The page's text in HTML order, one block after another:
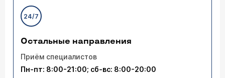
24/7
Остальные направления
Приём специалистов
Пн-пт: 8:00-21:00; сб-вс: 8:00-20:00